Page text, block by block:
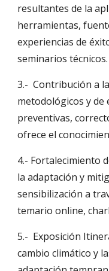
resultantes de la
herramientas,
experiencias de
seminarios técnicos.
3.-  Contribución a
metodológicos y de
preventivas,
ofrece el
4.- Fortalecimiento
la adaptación y
sensibilización a
temario online,
5.-  Exposición
cambio climático y